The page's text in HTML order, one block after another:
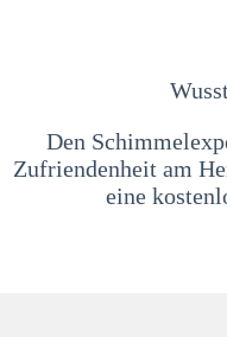
Den
Zufriendenheit am
eine